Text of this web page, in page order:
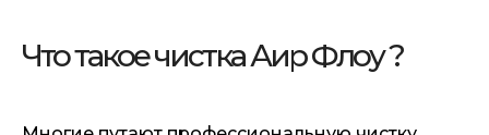
Что такое чистка Аир Флоу ?